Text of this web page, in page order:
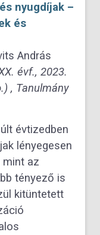
nyugdíjak –
és
András
évf., 2023.
, Tanulmány
évtizedben
lényegesen
mint az
tényező is
kitüntetett